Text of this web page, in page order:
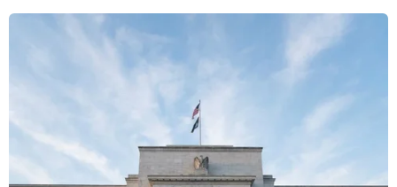
Singapore chọn máy bay chiến đấu F-35
của Mỹ thay vì Trung Quốc
Bộ Quốc phòng Singapore đã lựa chọn tiêm kích chiến
đấu F-35 của Mỹ để thay thế phi đội tiêm kích chiến đấu
cũ thay vì mô hình của châu Âu và Trung Quốc.